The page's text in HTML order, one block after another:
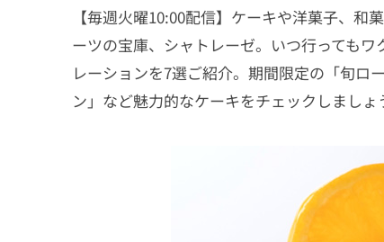
【毎週火曜10:00配信】ケーキや洋菓子、
ーツの宝庫、シャトレーゼ。いつ行っても
レーションを7選ご紹介。期間限定の「旬ロ
ン」など魅力的なケーキをチェックしましょ